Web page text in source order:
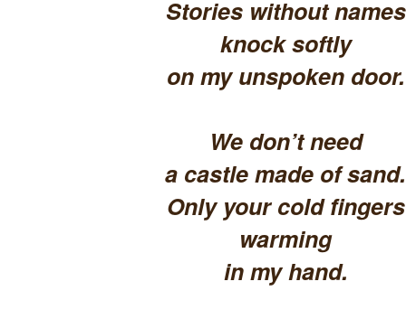
Stories without names
knock softly
on my unspoken door.
We don’t need
a castle made of sand.
Only your cold fingers
warming
in my hand.